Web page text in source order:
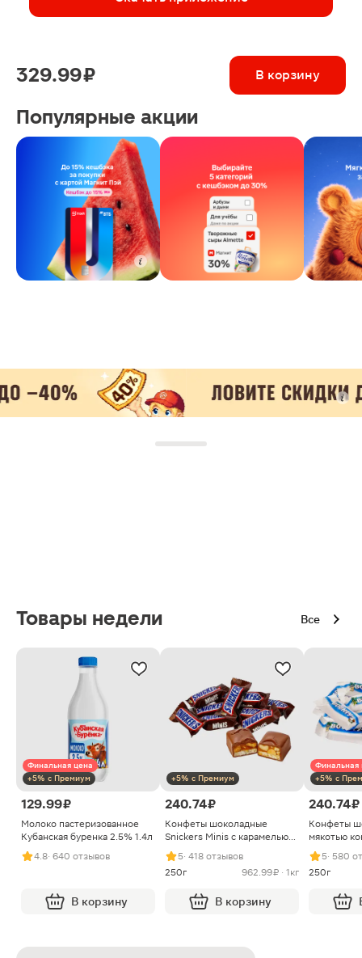
329.99 ₽ В корзину
Популярные акции
Товары недели Все
Финальная цена
+5% с Премиум
129.99 ₽
Молоко пастеризованное
Кубанская буренка 2.5% 1.4л
4.8· 640 отзывов
В корзину
+5% с Премиум
240.74 ₽
Конфеты шоколадные
Snickers Minis с карамелью
арахисом и нугой
5· 418 отзывов
250г
962.99 ₽ · 1кг
В корзину
Финальная
+5% с
240.74 ₽
Конфеты
мякотью
5· 580
250г